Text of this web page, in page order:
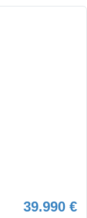
39.990 €